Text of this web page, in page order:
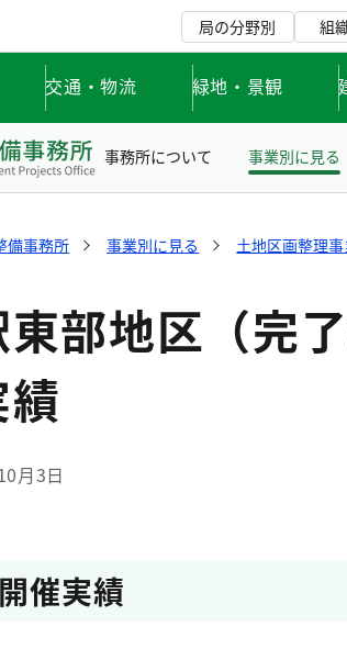
局の分野別 組
交通・物流 緑地・景観
事務所について 事業別に見る
備事務所 事業別に見る 土地区画整理
東部地区（完
月3日
催実績